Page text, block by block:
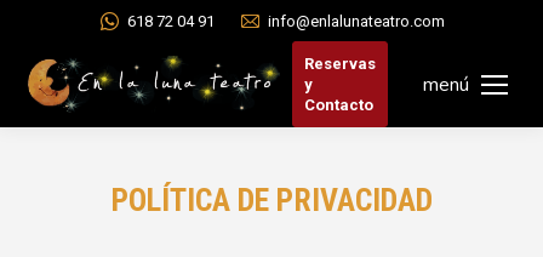
618 72 04 91 info@enlalunateatro.com
menú
Reservas
y
Contacto
POLÍTICA DE PRIVACIDAD